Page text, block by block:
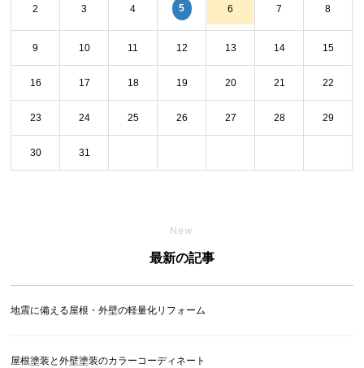
2 3 4 5 6 7 8
9 10 11 12 13 14 15
16 17 18 19 20 21 22
23 24 25 26 27 28 29
30 31
New
最新の記事
地震に備える屋根・外壁の軽量化リフォーム
屋根塗装と外壁塗装のカラーコーディネート